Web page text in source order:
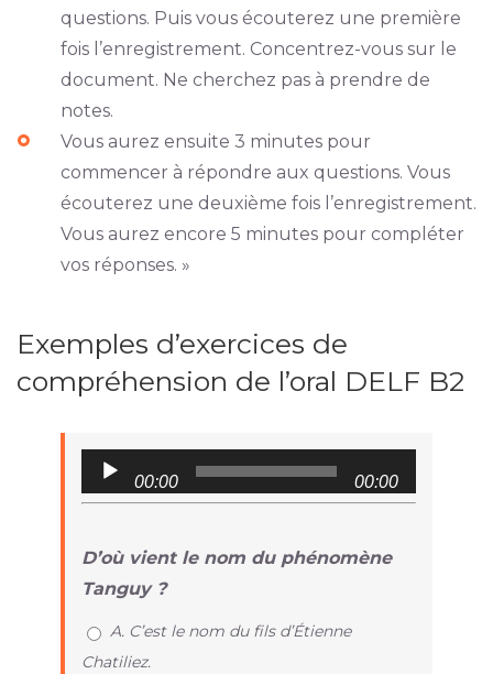
questions. Puis vous écouterez une première
fois l’enregistrement. Concentrez-vous sur le
document. Ne cherchez pas à prendre de
notes.
Vous aurez ensuite 3 minutes pour
commencer à répondre aux questions. Vous
écouterez une deuxième fois l’enregistrement.
Vous aurez encore 5 minutes pour compléter
vos réponses. »
Exemples d’exercices de
compréhension de l’oral DELF B2
Audio
Player
00:00 00:00
D’où vient le nom du phénomène
Tanguy ?
A. C’est le nom du fils d’Étienne
Chatiliez.